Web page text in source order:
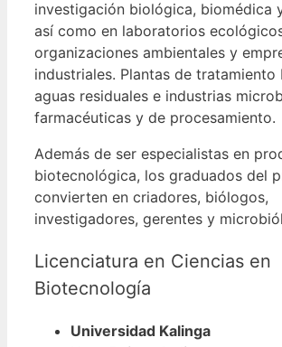
investigación biológica, biomédica
así como en laboratorios
organizaciones ambientales y
industriales. Plantas de
aguas residuales e industrias
farmacéuticas y de procesamiento.
Además de ser especialistas en
biotecnológica, los graduados del
convierten en criadores, biólogos,
investigadores, gerentes y
Licenciatura en Ciencias en
Biotecnología
Universidad Kalinga